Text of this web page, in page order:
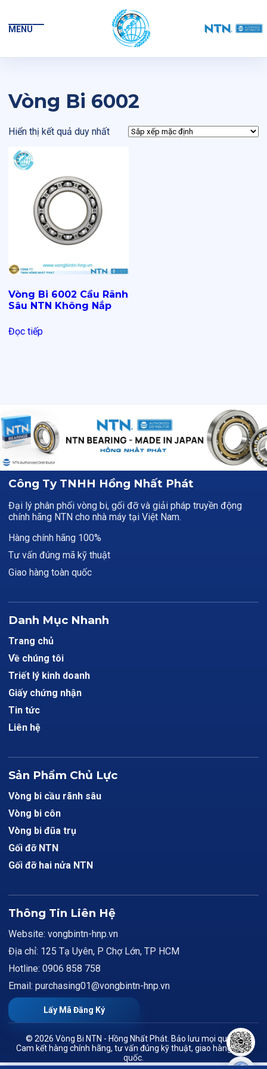
MENU
Vòng Bi 6002
Hiển thị kết quả duy nhất
Vòng Bi 6002 Cầu Rãnh
Sâu NTN Không Nắp
Đọc tiếp
Công Ty TNHH Hồng Nhất Phát
Đại lý phân phối vòng bi, gối đỡ và giải pháp truyền động
chính hãng NTN cho nhà máy tại Việt Nam.
Hàng chính hãng 100%
Tư vấn đúng mã kỹ thuật
Giao hàng toàn quốc
Danh Mục Nhanh
Trang chủ
Về chúng tôi
Triết lý kinh doanh
Giấy chứng nhận
Tin tức
Liên hệ
Sản Phẩm Chủ Lực
Vòng bi cầu rãnh sâu
Vòng bi côn
Vòng bi đũa trụ
Gối đỡ NTN
Gối đỡ hai nửa NTN
Thông Tin Liên Hệ
Website: vongbintn-hnp.vn
Địa chỉ: 125 Tạ Uyên, P Chợ Lớn, TP HCM
Hotline: 0906 858 758
Email: purchasing01@vongbintn-hnp.vn
Lấy Mã Đăng Ký
© 2026 Vòng Bi NTN - Hồng Nhất Phát. Bảo lưu mọi quyền.
Cam kết hàng chính hãng, tư vấn đúng kỹ thuật, giao hàng toàn
quốc.